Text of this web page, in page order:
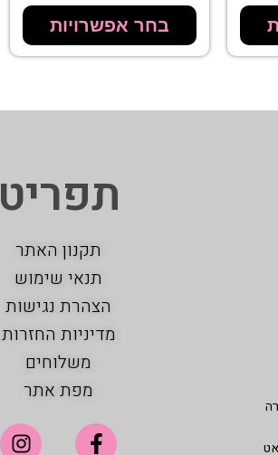
בחר אפשרויות
תפריט
תקנון האתר
תנאי שימוש
הצהרת נגישות
מדיניות החזרות
משלוחים
מפת אתר